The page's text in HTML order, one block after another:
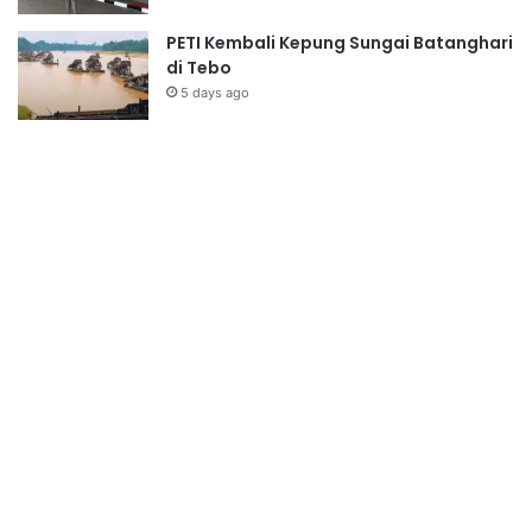
PETI Kembali Kepung Sungai Batanghari
di Tebo
5 days ago